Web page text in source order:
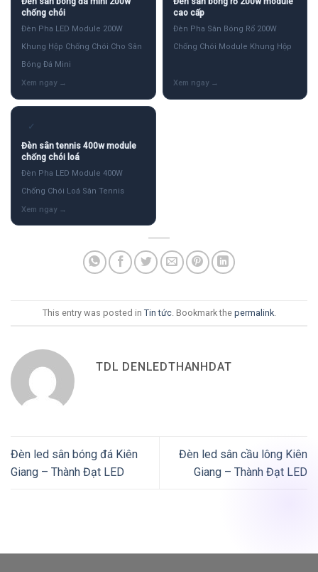
chống chói
Đèn Pha LED Module 200W
Khung Hộp Chống Chói Cho Sân
Bóng Đá Mini
cao cấp
Đèn Pha Sân Bóng Rổ 200W
Chống Chói Module Khung Hộp
✓
Đèn sân tennis 400w module
chống chói loá
Đèn Pha LED Module 400W
Chống Chói Loá Sân Tennis
This entry was posted in Tin tức. Bookmark the permalink.
TDL DENLEDTHANHDAT
Đèn led sân bóng đá Kiên
Giang – Thành Đạt LED
Đèn led sân cầu lông Kiên
Giang – Thành Đạt LED